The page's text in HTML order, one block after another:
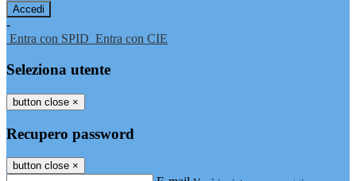
-
Entra con SPID Entra con CIE
Seleziona utente
button close ×
Recupero password
button close ×